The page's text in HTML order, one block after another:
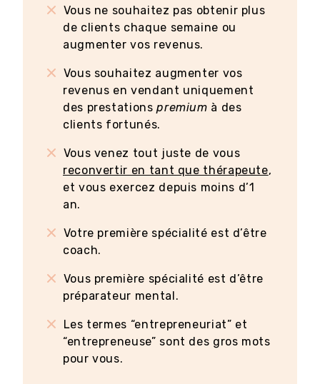
Vous ne souhaitez pas obtenir plus
de clients chaque semaine ou
augmenter vos revenus.
Vous souhaitez augmenter vos
revenus en vendant uniquement
des prestationspremium à des
clients fortunés.
Vous venez tout juste de vous
reconvertir en tant que thérapeute,
et vous exercez depuis moins d’1
an.
Votre première spécialité est d’être
coach.
Vous première spécialité est d’être
préparateur mental.
Les termes “entrepreneuriat” et
“entrepreneuse” sont des gros mots
pour vous.